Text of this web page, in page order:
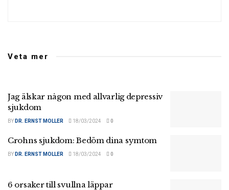
Veta mer
Jag älskar någon med allvarlig depressiv
sjukdom
BY DR. ERNST MOLLER 18/03/2024 0
Crohns sjukdom: Bedöm dina symtom
BY DR. ERNST MOLLER 18/03/2024 0
6 orsaker till svullna läppar